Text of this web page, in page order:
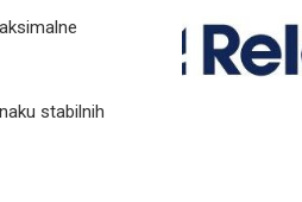
stabilnih